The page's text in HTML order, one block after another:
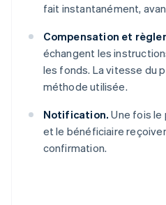
fait instantanément,
Compensation et
échangent les
les fonds. La vitesse du
méthode utilisée.
Notification. Une fois
et le bénéficiaire
confirmation.